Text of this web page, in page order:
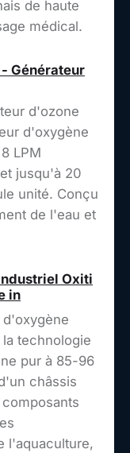
de haute
médical.
Générateur
d'ozone
d'oxygène
LPM
jusqu'à 20
unité. Conçu
de l'eau et
Oxiti
in
d'oxygène
technologie
pur à 85-96
châssis
l'aquaculture,